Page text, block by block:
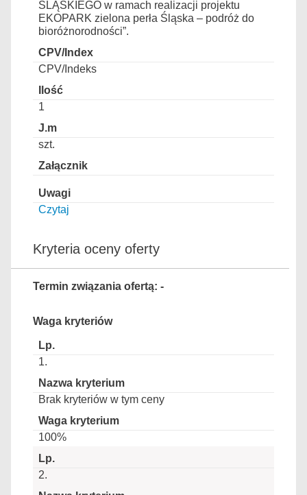
ŚLĄSKIEGO w ramach realizacji projektu
EKOPARK zielona perła Śląska – podróż do
bioróżnorodności”.
CPV/Indeks
1
szt.
Czytaj
Kryteria oceny oferty
Termin związania ofertą: -
Waga kryteriów
1.
Brak kryteriów w tym ceny
100%
2.